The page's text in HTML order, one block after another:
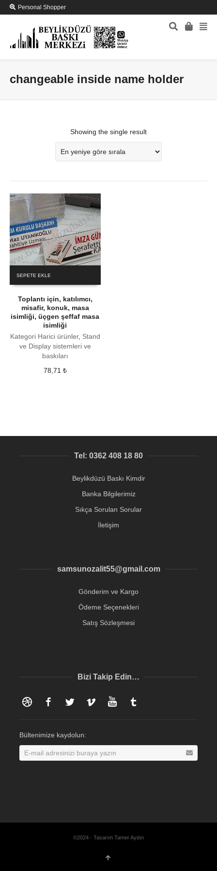
Personal Shopper
changeable inside name holder
Showing the single result
SEPETE EKLE
Toplantı için, katılımcı,
misafir, konuk, masa
isimliği, üçgen şeffaf masa
isimliği
Kategori Harici ürünler, Stand
ve Display sistemleri ve
baskıları
78,71 ₺
Tel: 0362 408 18 80
Beylikdüzü Baskı Kimdir
Banka Bilgilerimiz
Sıkça Sorulan Sorular
İletişim
samsunozalit55@gmail.com
Gönderim ve Kargo
Ödeme Seçenekleri
Satış Sözleşmesi
Bizi Takip Edin…
Dribbble FacebookTwitter Vimeo YouTube
Bültenimize kaydolun:
©2024 · Tasarım Tamer Aydın